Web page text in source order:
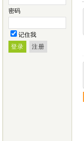
密码
记住我